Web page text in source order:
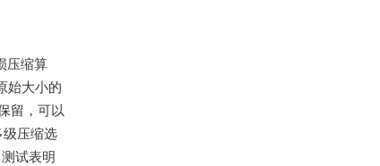
压缩算
始大小的
留，可以
压缩选
试表明